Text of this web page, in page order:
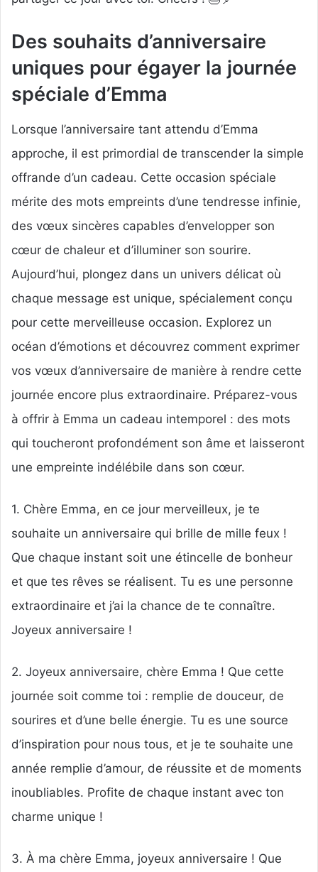
Des souhaits d’anniversaire
uniques pour égayer la journée
spéciale d’Emma
Lorsque l’anniversaire tant attendu d’Emma
approche, il est primordial de transcender la simple
offrande d’un cadeau. Cette occasion spéciale
mérite des mots empreints d’une tendresse infinie,
des vœux sincères capables d’envelopper son
cœur de chaleur et d’illuminer son sourire.
Aujourd’hui, plongez dans un univers délicat où
chaque message est unique, spécialement conçu
pour cette merveilleuse occasion. Explorez un
océan d’émotions et découvrez comment exprimer
vos vœux d’anniversaire de manière à rendre cette
journée encore plus extraordinaire. Préparez-vous
à offrir à Emma un cadeau intemporel : des mots
qui toucheront profondément son âme et laisseront
une empreinte indélébile dans son cœur.
1. Chère Emma, en ce jour merveilleux, je te
souhaite un anniversaire qui brille de mille feux !
Que chaque instant soit une étincelle de bonheur
et que tes rêves se réalisent. Tu es une personne
extraordinaire et j’ai la chance de te connaître.
Joyeux anniversaire !
2. Joyeux anniversaire, chère Emma ! Que cette
journée soit comme toi : remplie de douceur, de
sourires et d’une belle énergie. Tu es une source
d’inspiration pour nous tous, et je te souhaite une
année remplie d’amour, de réussite et de moments
inoubliables. Profite de chaque instant avec ton
charme unique !
3. À ma chère Emma, joyeux anniversaire ! Que